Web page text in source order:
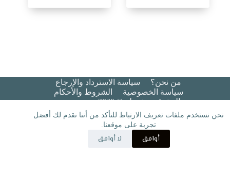
نحن نستخدم ملفات تعريف الارتباط للتأكد من أننا نقدم لك أفضل
تجربة على موقعنا.
أوافق لا أوافق
من نحن؟
سياسة الاسترداد والإرجاع
سياسة الخصوصية
الشروط والأحكام​
جميع الحقوق محفوظة © 2026 هيبة عريس